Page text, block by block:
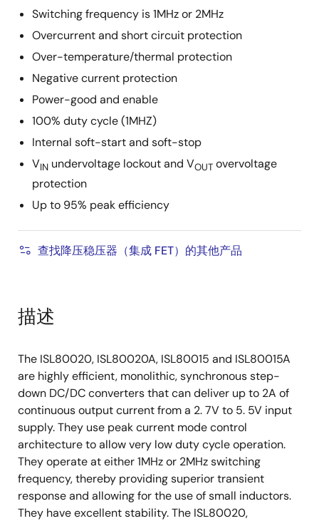
Switching frequency is 1MHz or 2MHz
Overcurrent and short circuit protection
Over-temperature/thermal protection
Negative current protection
Power-good and enable
100% duty cycle (1MHZ)
Internal soft-start and soft-stop
VIN undervoltage lockout and VOUT overvoltage
protection
Up to 95% peak efficiency
查找降压稳压器（集成 FET）的其他产品
描述
The ISL80020, ISL80020A, ISL80015 and ISL80015A
are highly efficient, monolithic, synchronous step-
down DC/DC converters that can deliver up to 2A of
continuous output current from a 2. 7V to 5. 5V input
supply. They use peak current mode control
architecture to allow very low duty cycle operation.
They operate at either 1MHz or 2MHz switching
frequency, thereby providing superior transient
response and allowing for the use of small inductors.
They have excellent stability. The ISL80020,